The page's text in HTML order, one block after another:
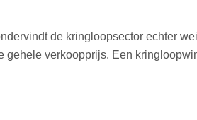
de kringloopsector echter
verkoopprijs. Een